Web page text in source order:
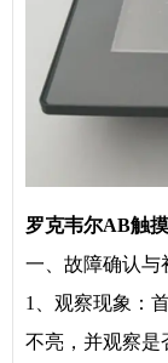
罗克韦尔AB触
一、故障确认与
1、观察现象：
不亮，并观察是